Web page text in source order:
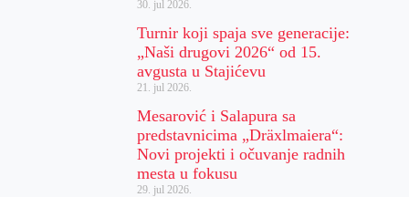
30. jul 2026.
Turnir koji spaja sve generacije:
„Naši drugovi 2026“ od 15.
avgusta u Stajićevu
21. jul 2026.
Mesarović i Salapura sa
predstavnicima „Dräxlmaiera“:
Novi projekti i očuvanje radnih
mesta u fokusu
29. jul 2026.